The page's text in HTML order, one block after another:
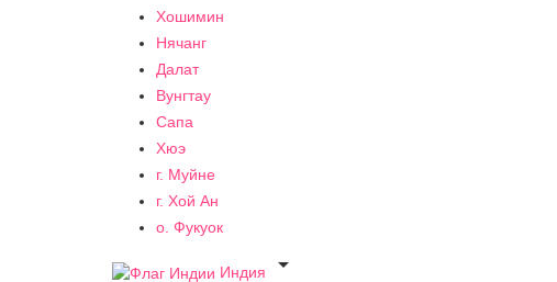
Хошимин
Нячанг
Далат
Вунгтау
Сапа
Хюэ
г. Муйне
г. Хой Ан
о. Фукуок
Индия
